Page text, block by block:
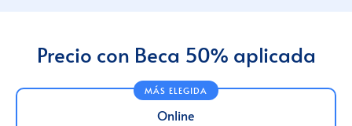
Precio con Beca 50% aplicada
Online